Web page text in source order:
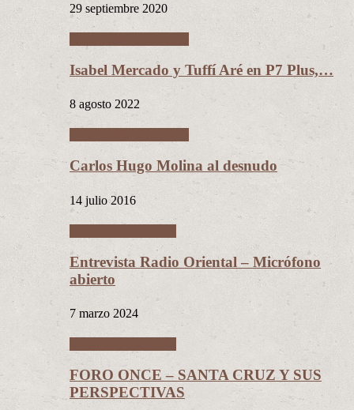
29 septiembre 2020
Isabel Mercado y Tuffí Aré en P7 Plus,…
8 agosto 2022
Carlos Hugo Molina al desnudo
14 julio 2016
Entrevista Radio Oriental – Micrófono
abierto
7 marzo 2024
FORO ONCE – SANTA CRUZ Y SUS
PERSPECTIVAS